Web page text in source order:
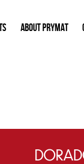
ABOUT PRYMAT